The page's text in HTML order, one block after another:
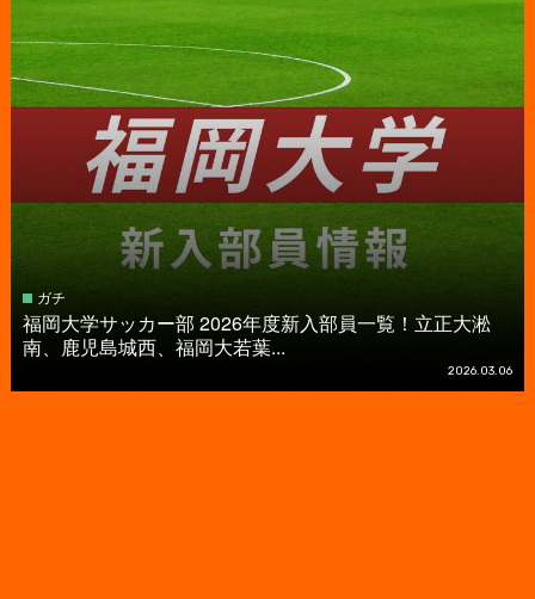
ガチ
福岡大学サッカー部 2026年度新入部員一覧！立正大淞
南、鹿児島城西、福岡大若葉...
2026.03.06